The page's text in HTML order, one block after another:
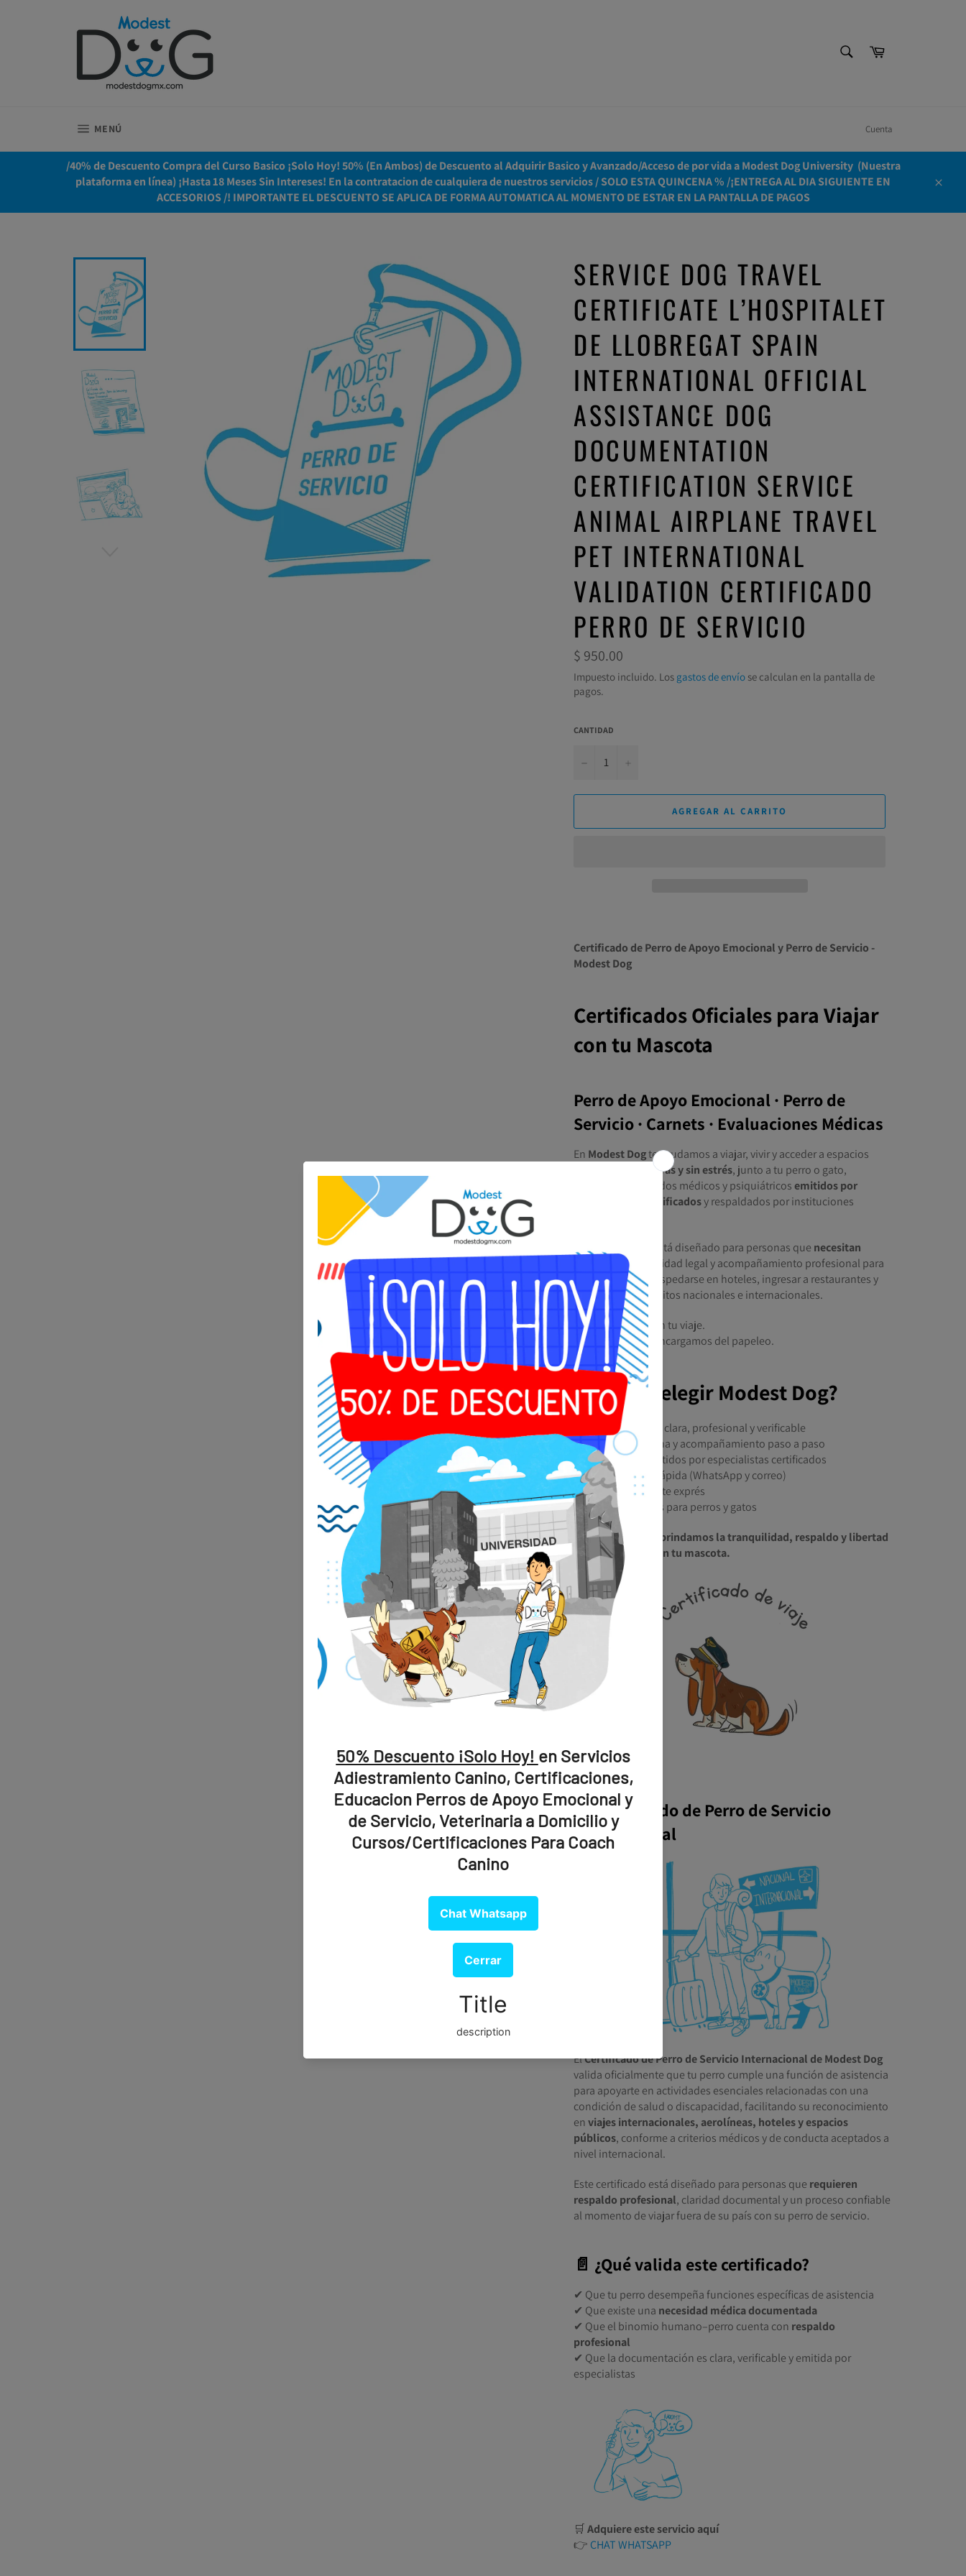
Carrito
MENÚ Cuenta
/40% de Descuento Compra del Curso Basico ¡Solo Hoy! 50% (En Ambos) de Descuento al Adquirir Basico y Avanzado/Acceso de por vida a Modest Dog University ​ (Nuestra
plataforma en línea) ¡Hasta 18 Meses Sin Intereses! En la contratacion de cualquiera de nuestros servicios / SOLO ESTA QUINCENA % /¡ENTREGA AL DIA SIGUIENTE EN
ACCESORIOS /! IMPORTANTE EL DESCUENTO SE APLICA DE FORMA AUTOMATICA AL MOMENTO DE ESTAR EN LA PANTALLA DE PAGOS
SERVICE DOG TRAVEL
CERTIFICATE L’HOSPITALET
DE LLOBREGAT SPAIN
INTERNATIONAL OFFICIAL
ASSISTANCE DOG
DOCUMENTATION
CERTIFICATION SERVICE
ANIMAL AIRPLANE TRAVEL
PET INTERNATIONAL
VALIDATION CERTIFICADO
PERRO DE SERVICIO
Precio
habitual
$ 950.00
Impuesto incluido. Los gastos de envío se calculan en la pantalla de
pagos.
CANTIDAD
−
AGREGAR AL CARRITO
Certificado de Perro de Apoyo Emocional y Perro de Servicio -
Modest Dog
Certificados Oficiales para Viajar
con tu Mascota
Perro de Apoyo Emocional · Perro de
Servicio · Carnets · Evaluaciones Médicas
En Modest Dogte ayudamos a viajar, vivir y acceder a espacios
sin barreras y sin estrés, junto a tu perro o gato,
mediante certificados médicos y psiquiátricosemitidos por
profesionales certificadosy respaldados por instituciones
Nuestro servicio está diseñado para personas que necesitan
respaldo real
, claridad legal y acompañamiento profesional para
viajar en avión, hospedarse en hoteles, ingresar a restaurantes y
cumplir con requisitos nacionales e internacionales.
🐾 Tú te enfocas en tu viaje.
📄 Nosotros nos encargamos del papeleo.
¿Por qué elegir Modest Dog?
✔ Documentación clara, profesional y verificable
✔ Atención humana y acompañamiento paso a paso
✔ Certificados emitidos por especialistas certificados
✔ Entrega digital rápida (WhatsApp y correo)
✔ Opción de trámite exprés
✔ Servicios válidos para perros y gatos
En Modest Dog
te brindamos la tranquilidad, respaldo y libertad
de movimiento con tu mascota.
🌍 Certificado de Perro de Servicio
Internacional
ElCertificado de Perro de Servicio Internacional de Modest Dog
valida oficialmente que tu perro cumple una función de asistencia
para apoyarte en actividades esenciales relacionadas con una
condición de salud o discapacidad, facilitando su reconocimiento
enviajes internacionales, aerolíneas, hoteles y espacios
públicos, conforme a criterios médicos y de conducta aceptados a
nivel internacional.
Este certificado está diseñado para personas que requieren
respaldo profesional, claridad documental y un proceso confiable
al momento de viajar fuera de su país con su perro de servicio.
📄 ¿Qué valida este certificado?
✔ Que tu perro desempeña funciones específicas de asistencia
✔ Que existe una necesidad médica documentada
✔ Que el binomio humano–perro cuenta con respaldo
profesional
✔ Que la documentación es clara, verificable y emitida por
especialistas
🛒Adquiere este servicio aquí
👉 CHAT WHATSAPP